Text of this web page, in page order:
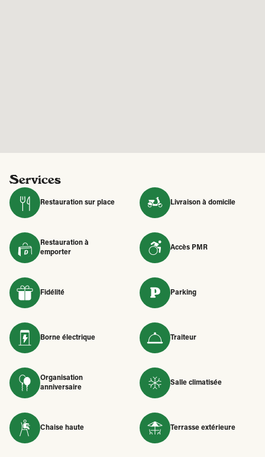
Services
Restauration sur place Livraison à domicile
Restauration à
emporter
Accès PMR
Fidélité Parking
Borne électrique Traiteur
Organisation
anniversaire
Salle climatisée
Chaise haute Terrasse extérieure